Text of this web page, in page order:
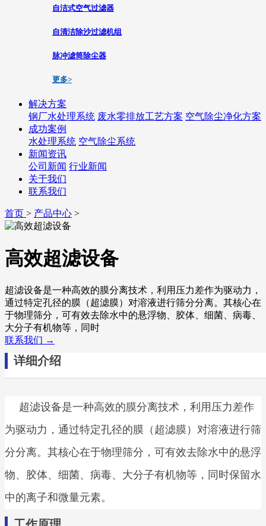
自洁式空气过滤器
自清洁除沙过滤机组
脉冲滤筒除尘器
更多>
解决方案
钢厂水处理系统 废水零排放工艺方案 空气除尘净化方案
成功案例
水处理系统 空气除尘系统
新闻资讯
公司新闻 行业新闻
关于我们
联系我们
首页 > 产品中心 >
高效超滤设备
超滤设备是一种高效的膜分离技术，利用压力差作为驱动力，
通过特定孔径的膜（超滤膜）对溶液进行筛分分离。其核心在
于物理筛分，可有效去除水中的悬浮物、胶体、细菌、病毒、
大分子有机物等，同时
联系我们 →
详细介绍
超滤设备是一种高效的膜分离技术，利用压力差作
为驱动力，通过特定孔径的膜（超滤膜）对溶液进行筛
分分离。其核心在于物理筛分，可有效去除水中的悬浮
物、胶体、细菌、病毒、大分子有机物等，同时保留水
中的离子和微量元素。